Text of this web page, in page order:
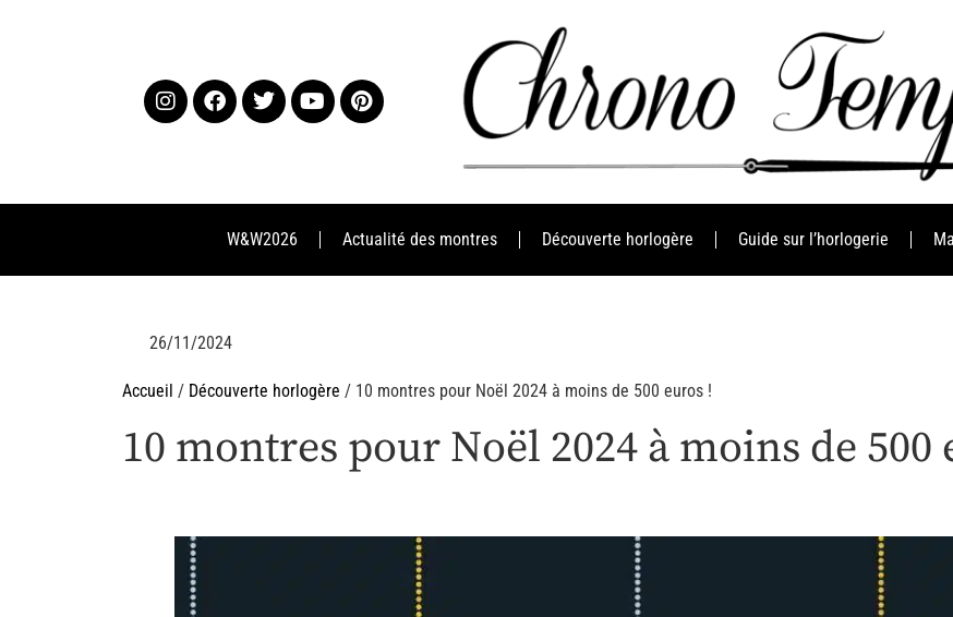
W&W2026 Actualité des montres Découverte horlogère Guide sur l’horlogerie
26/11/2024
Accueil / Découverte horlogère / 10 montres pour Noël 2024 à moins de 500 euros !
10 montres pour Noël 2024 à moins de 500